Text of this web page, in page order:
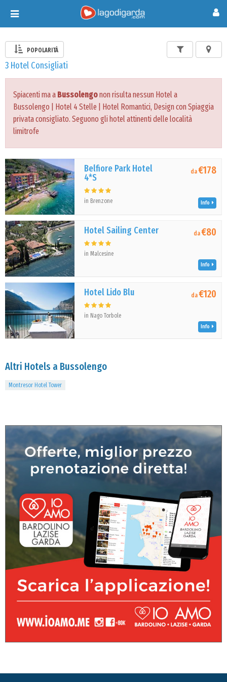
Toggle
navigation
POPOLARITÀ
3 Hotel Consigliati
Spiacenti ma a Bussolengonon risulta nessun Hotel a
Bussolengo | Hotel 4 Stelle | Hotel Romantici, Design con Spiaggia
privata consigliato. Seguono gli hotel attinenti delle località
limitrofe
Belfiore Park Hotel
4*S
in Brenzone
da€178
Info
Hotel Sailing Center
in Malcesine
da€80
Info
Hotel Lido Blu
in Nago Torbole
da€120
Info
Altri Hotels a Bussolengo
Montresor Hotel Tower